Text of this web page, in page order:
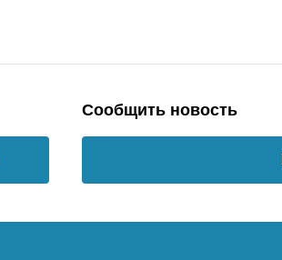
Сообщить новость